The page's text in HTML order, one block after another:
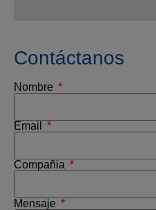
Contáctanos
Nombre
Email
Compañia
Mensaje